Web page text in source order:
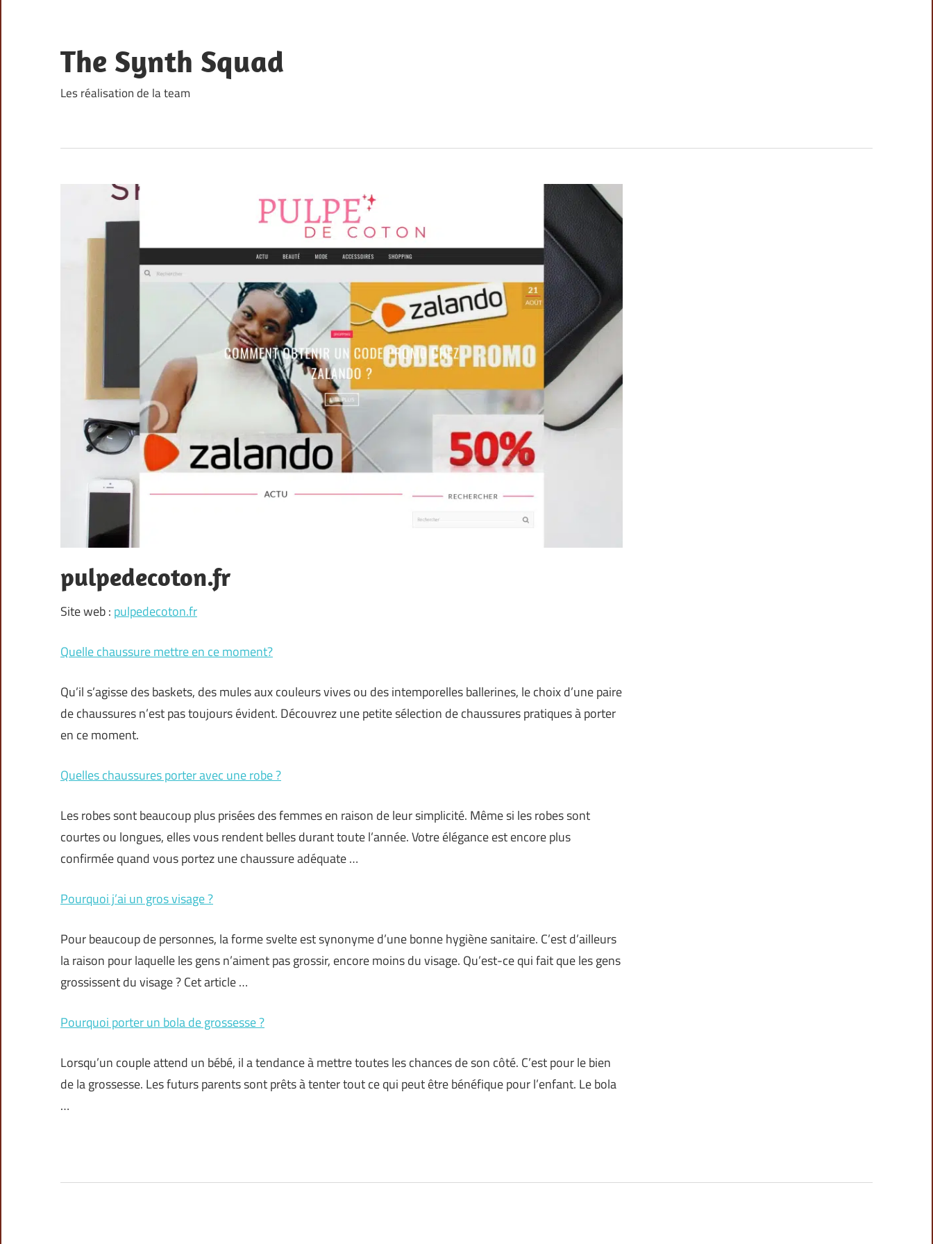
content
The Synth Squad
Les réalisation de la team
pulpedecoton.fr
Site web : pulpedecoton.fr
Quelle chaussure mettre en ce moment?
Qu’il s’agisse des baskets, des mules aux couleurs vives ou des intemporelles ballerines, le choix d’une paire
de chaussures n’est pas toujours évident. Découvrez une petite sélection de chaussures pratiques à porter
en ce moment.
Quelles chaussures porter avec une robe ?
Les robes sont beaucoup plus prisées des femmes en raison de leur simplicité. Même si les robes sont
courtes ou longues, elles vous rendent belles durant toute l’année. Votre élégance est encore plus
confirmée quand vous portez une chaussure adéquate …
Pourquoi j’ai un gros visage ?
Pour beaucoup de personnes, la forme svelte est synonyme d’une bonne hygiène sanitaire. C’est d’ailleurs
la raison pour laquelle les gens n’aiment pas grossir, encore moins du visage. Qu’est-ce qui fait que les gens
grossissent du visage ? Cet article …
Pourquoi porter un bola de grossesse ?
Lorsqu’un couple attend un bébé, il a tendance à mettre toutes les chances de son côté. C’est pour le bien
de la grossesse. Les futurs parents sont prêts à tenter tout ce qui peut être bénéfique pour l’enfant. Le bola
…